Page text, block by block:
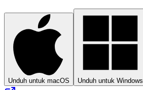
Unduh untuk macOS Unduh untuk Windows